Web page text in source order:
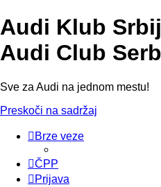
Audi Klub
Audi Club
Sve za Audi na jednom mestu!
Preskoči na sadržaj
Brze veze
ČPP
Prijava